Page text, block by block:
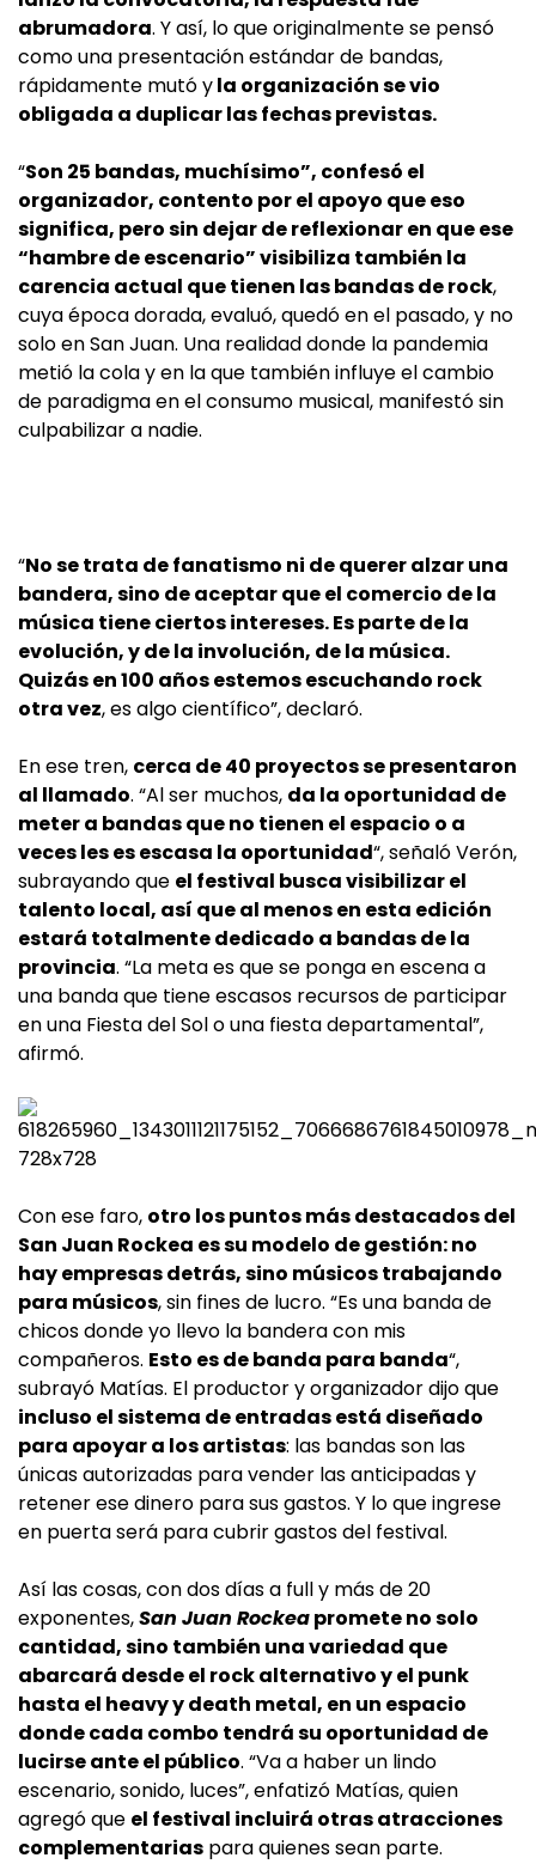
abrumadora. Y así, lo que originalmente se pensó
como una presentación estándar de bandas,
rápidamente mutó yla organización se vio
obligada a duplicar las fechas previstas.
“Son 25 bandas, muchísimo”, confesó el
organizador, contento por el apoyo que eso
significa, pero sin dejar de reflexionar en que ese
“hambre de escenario” visibiliza también la
carencia actual que tienen las bandas de rock,
cuya época dorada, evaluó, quedó en el pasado, y no
solo en San Juan. Una realidad donde la pandemia
metió la cola y en la que también influye el cambio
de paradigma en el consumo musical, manifestó sin
culpabilizar a nadie.
“No se trata de fanatismo ni de querer alzar una
bandera, sino de aceptar que el comercio de la
música tiene ciertos intereses. Es parte de la
evolución, y de la involución, de la música.
Quizás en 100 años estemos escuchando rock
otra vez, es algo científico”, declaró.
En ese tren, cerca de 40 proyectos se presentaron
al llamado. “Al ser muchos, da la oportunidad de
meter a bandas que no tienen el espacio o a
veces les es escasa la oportunidad“, señaló Verón,
subrayando que el festival busca visibilizar el
talento local, así que al menos en esta edición
estará totalmente dedicado a bandas de la
provincia. “La meta es que se ponga en escena a
una banda que tiene escasos recursos de participar
en una Fiesta del Sol o una fiesta departamental”,
afirmó.
Con ese faro, otro los puntos más destacados del
San Juan Rockea es su modelo de gestión: no
hay empresas detrás, sino músicos trabajando
para músicos, sin fines de lucro. “Es una banda de
chicos donde yo llevo la bandera con mis
compañeros. Esto es de banda para banda“,
subrayó Matías. El productor y organizador dijo que
incluso el sistema de entradas está diseñado
para apoyar a los artistas: las bandas son las
únicas autorizadas para vender las anticipadas y
retener ese dinero para sus gastos. Y lo que ingrese
en puerta será para cubrir gastos del festival.
Así las cosas, con dos días a full y más de 20
exponentes,San Juan Rockeapromete no solo
cantidad, sino también una variedad que
abarcará desde el rock alternativo y el punk
hasta el heavy y death metal, en un espacio
donde cada combo tendrá su oportunidad de
lucirse ante el público. “Va a haber un lindo
escenario, sonido, luces”, enfatizó Matías, quien
agregó que el festival incluirá otras atracciones
complementarias para quienes sean parte.